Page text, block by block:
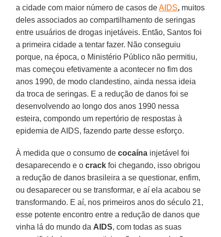
a cidade com maior número de casos deAIDS, muitos
deles associados ao compartilhamento de seringas
entre usuários de drogas injetáveis. Então, Santos foi
a primeira cidade a tentar fazer. Não conseguiu
porque, na época, o Ministério Público não permitiu,
mas começou efetivamente a acontecer no fim dos
anos 1990, de modo clandestino, ainda nessa ideia
da troca de seringas. E a redução de danos foi se
desenvolvendo ao longo dos anos 1990 nessa
esteira, compondo um repertório de respostas à
epidemia de AIDS, fazendo parte desse esforço.
À medida que o consumo decocaína injetável foi
desaparecendo e ocrack foi chegando, isso obrigou
a redução de danos brasileira a se questionar, enfim,
ou desaparecer ou se transformar, e aí ela acabou se
transformando. E aí, nos primeiros anos do século 21,
esse potente encontro entre a redução de danos que
vinha lá do mundo da AIDS, com todas as suas